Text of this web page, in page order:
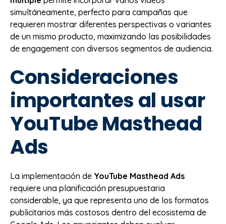
simultáneamente, perfecto para campañas que
requieren mostrar diferentes perspectivas o variantes
de un mismo producto, maximizando las posibilidades
de engagement con diversos segmentos de audiencia.
Consideraciones
importantes al usar
YouTube Masthead
Ads
La implementación de YouTube Masthead Ads
requiere una planificación presupuestaria
considerable, ya que representa uno de los formatos
publicitarios más costosos dentro del ecosistema de